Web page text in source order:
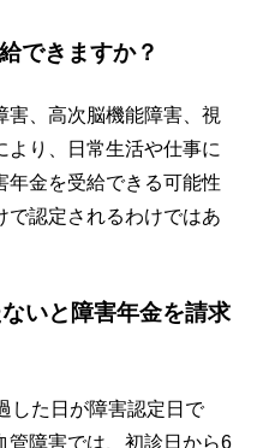
できますか？
害、高次脳機能障害、視
より、日常生活や仕事に
年金を受給できる可能性
で認定されるわけではあ
いと障害年金を請求
した日が障害認定日で
管障害では、初診日から6